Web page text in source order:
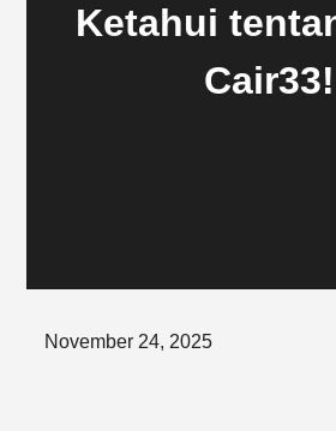
Ketahui
Cair33!
Posted
November 24, 2025